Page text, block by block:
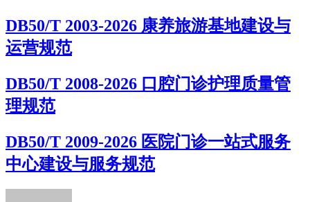
DB50/T 2003-2026 康养旅游基地建设与
运营规范
DB50/T 2008-2026 口腔门诊护理质量管
理规范
DB50/T 2009-2026 医院门诊一站式服务
中心建设与服务规范